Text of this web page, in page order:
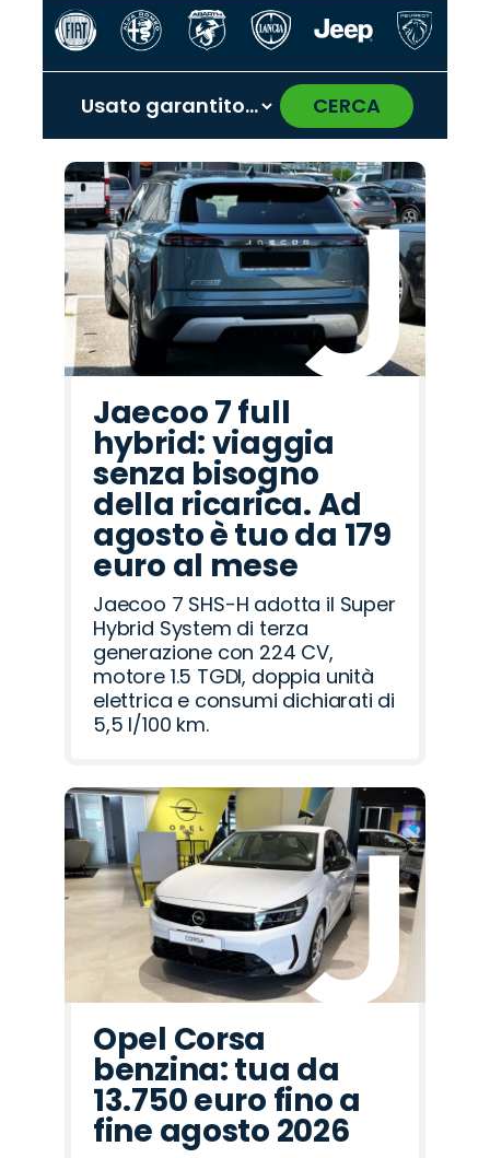
CERCA
Promo
Peugeot
Promo
Land
Rover
Promo
Citroën
Promo
Fiat
Promo
Jeep
Promo
Lancia
Promo
Hyundai
Promo
Alfa
Romeo
Promo
Cupra
Promo
Mazda
Promo
Opel
Promo
Omoda
Promo
Seat
Promo
Jaecoo
Promo
Abarth
‹ ›
Jaecoo 7 full
hybrid: viaggia
senza bisogno
della ricarica. Ad
agosto è tuo da 179
euro al mese
Jaecoo 7 SHS-H adotta il Super
Hybrid System di terza
generazione con 224 CV,
motore 1.5 TGDI, doppia unità
elettrica e consumi dichiarati di
5,5 l/100 km.
Opel Corsa
benzina: tua da
13.750 euro fino a
fine agosto 2026